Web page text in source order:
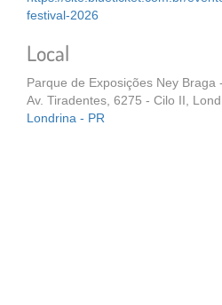
festival-2026
Local
Parque de Exposições Ney Braga
Av. Tiradentes, 6275 - Cilo II,
Londrina - PR